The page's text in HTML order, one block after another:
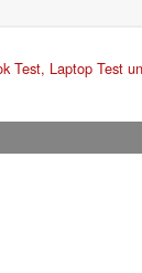
Test, Laptop Test